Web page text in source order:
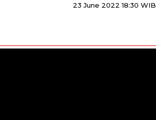
23 June 2022 18:30 WIB